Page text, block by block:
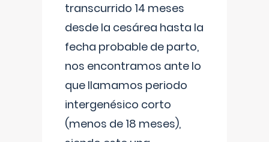
transcurrido 14 meses
desde la cesárea hasta la
fecha probable de parto,
nos encontramos ante lo
que llamamos periodo
intergenésico corto
(menos de 18 meses),